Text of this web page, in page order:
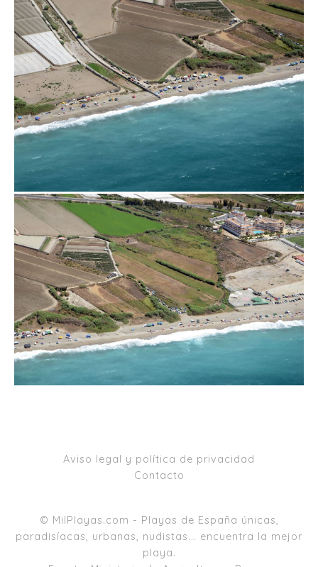
Aviso legal y política de privacidad
Contacto
© MilPlayas.com - Playas de España únicas,
paradisíacas, urbanas, nudistas... encuentra la mejor
playa.